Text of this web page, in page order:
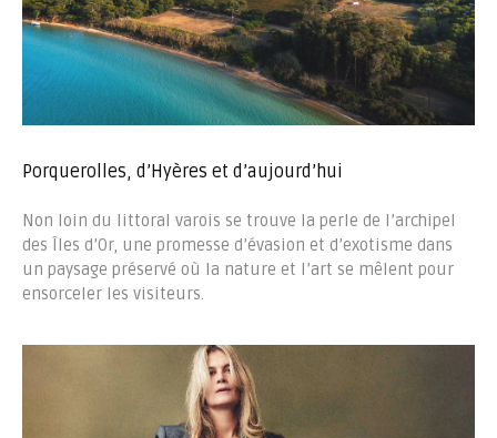
Porquerolles, d’Hyères et d’aujourd’hui
Non loin du littoral varois se trouve la perle de l’archipel
des Îles d’Or, une promesse d’évasion et d’exotisme dans
un paysage préservé où la nature et l’art se mêlent pour
ensorceler les visiteurs.